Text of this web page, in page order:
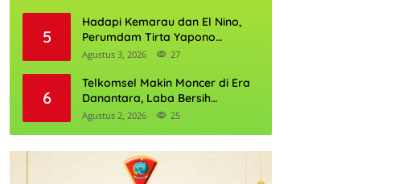
5
Hadapi Kemarau dan El Nino,
Perumdam Tirta Yapono
Perkuat Cadangan Air Ambon
Agustus 3, 2026 27
6
Telkomsel Makin Moncer di Era
Danantara, Laba Bersih
Semester I 2026 Tembus Rp10,4
Agustus 2, 2026 25